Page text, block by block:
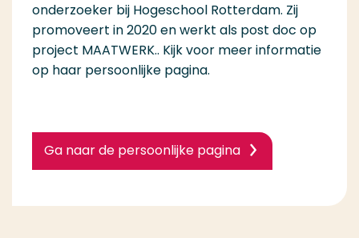
onderzoeker bij Hogeschool Rotterdam. Zij
promoveert in 2020 en werkt als post doc op
project MAATWERK.. Kijk voor meer informatie
op haar persoonlijke pagina.
Ga naar de persoonlijke pagina